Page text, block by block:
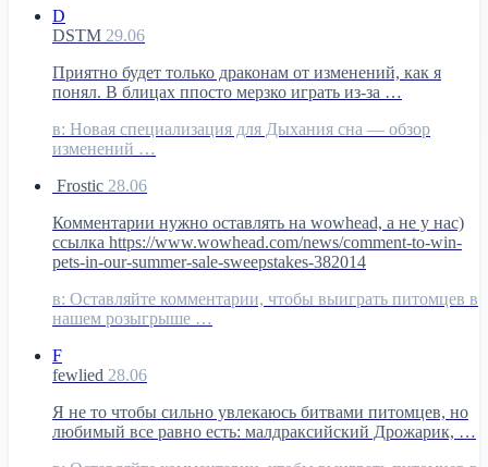
D
DSTM 29.06
Приятно будет только драконам от изменений, как я
понял. В блицах ппосто мерзко играть из-за …
в: Новая специализация для Дыхания сна — обзор
изменений …
Frostic 28.06
Комментарии нужно оставлять на wowhead, а не у нас)
ссылка https://www.wowhead.com/news/comment-to-win-
pets-in-our-summer-sale-sweepstakes-382014
в: Оставляйте комментарии, чтобы выиграть питомцев в
нашем розыгрыше …
F
fewlied 28.06
Я не то чтобы сильно увлекаюсь битвами питомцев, но
любимый все равно есть: малдраксийский Дрожарик, …